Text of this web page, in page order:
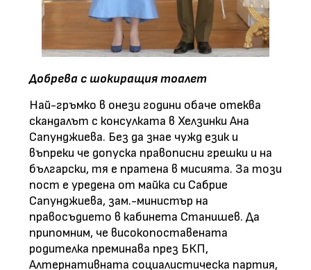
Добрева с шокиращия тоалет
Най-гръмко в онези години обаче отеква
скандалът с консулката в Хелзинки Ана
Сапунджиева. Без да знае чужд език и
въпреки че допуска правописни грешки и на
български, тя е пратена в мисията. За този
пост е уредена от майка си Сабрие
Сапунджиева, зам.-министър на
правосъдието в кабинета Станишев. Да
припомним, че високопоставената
родителка преминава през БКП,
Алтернативната социалистическа партия,